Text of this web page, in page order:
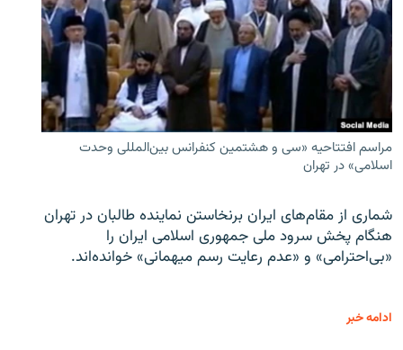
مراسم افتتاحیه «سی و هشتمین کنفرانس بین‌المللی وحدت
اسلامی» در تهران
شماری از مقام‌های ایران برنخاستن نماینده طالبان در تهران
هنگام پخش سرود ملی جمهوری اسلامی ایران را
«بی‌احترامی» و «عدم رعایت رسم میهمانی» خوانده‌اند.
ادامه خبر